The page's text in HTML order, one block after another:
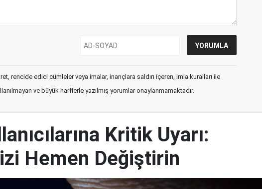
rencide edici cümleler veya imalar, inançlara saldırı içeren, imla kuralları ile
ve büyük harflerle yazılmış yorumlar onaylanmamaktadır.
Kritik Uyarı:
Hemen Değiştirin